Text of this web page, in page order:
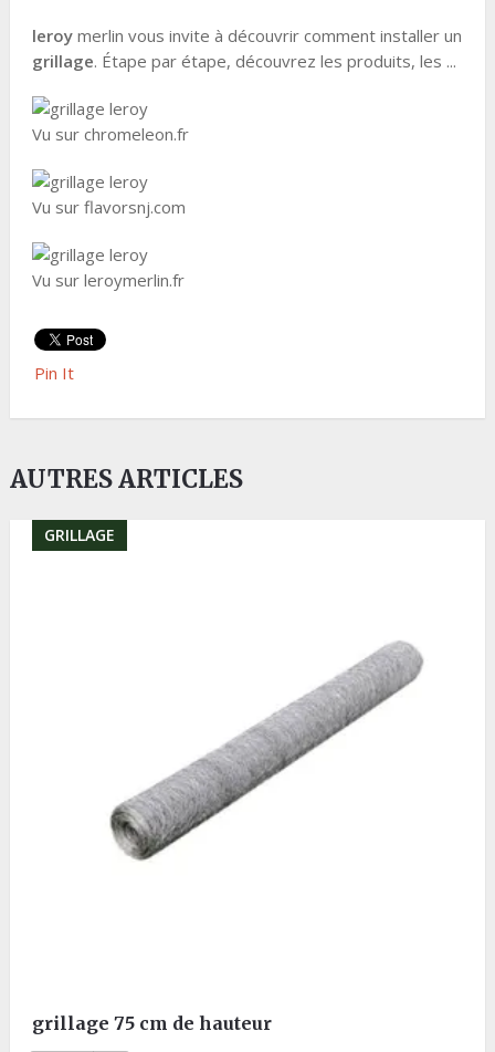
leroymerlin vous invite à découvrir comment installer un
grillage. Étape par étape, découvrez les produits, les ...
Vu sur chromeleon.fr
Vu sur flavorsnj.com
Vu sur leroymerlin.fr
Pin It
AUTRES ARTICLES
GRILLAGE
grillage 75 cm de hauteur